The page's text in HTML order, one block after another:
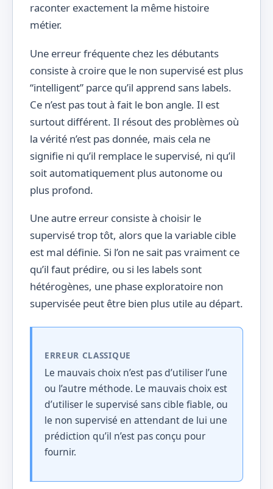
raconter exactement la même histoire
métier.
Une erreur fréquente chez les débutants
consiste à croire que le non supervisé est plus
“intelligent” parce qu’il apprend sans labels.
Ce n’est pas tout à fait le bon angle. Il est
surtout différent. Il résout des problèmes où
la vérité n’est pas donnée, mais cela ne
signifie ni qu’il remplace le supervisé, ni qu’il
soit automatiquement plus autonome ou
plus profond.
Une autre erreur consiste à choisir le
supervisé trop tôt, alors que la variable cible
est mal définie. Si l’on ne sait pas vraiment ce
qu’il faut prédire, ou si les labels sont
hétérogènes, une phase exploratoire non
supervisée peut être bien plus utile au départ.
ERREUR CLASSIQUE
Le mauvais choix n’est pas d’utiliser l’une
ou l’autre méthode. Le mauvais choix est
d’utiliser le supervisé sans cible fiable, ou
le non supervisé en attendant de lui une
prédiction qu’il n’est pas conçu pour
fournir.